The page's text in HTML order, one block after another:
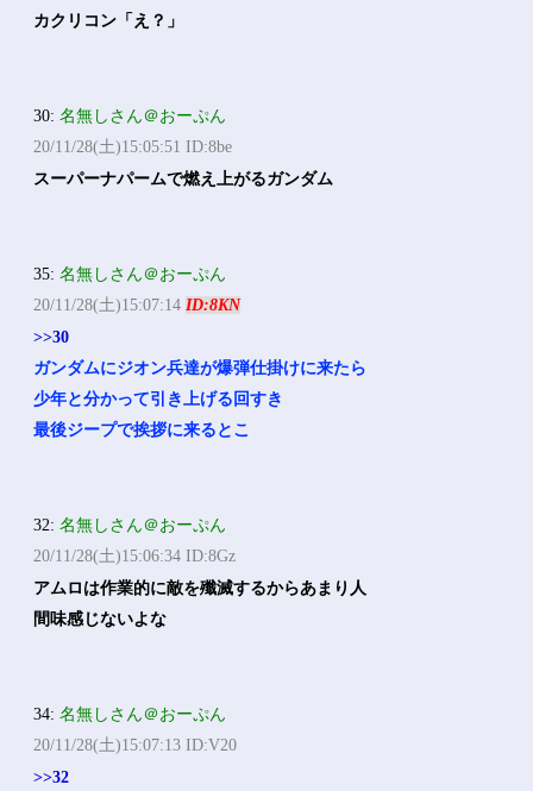
カクリコン「え？」
30:名無しさん＠おーぷん
20/11/28(土)15:05:51 ID:8be
スーパーナパームで燃え上がるガンダム
35:名無しさん＠おーぷん
20/11/28(土)15:07:14ID:8KN
>>30
ガンダムにジオン兵達が爆弾仕掛けに来たら
少年と分かって引き上げる回すき
最後ジープで挨拶に来るとこ
32:名無しさん＠おーぷん
20/11/28(土)15:06:34 ID:8Gz
アムロは作業的に敵を殲滅するからあまり人
間味感じないよな
34:名無しさん＠おーぷん
20/11/28(土)15:07:13 ID:V20
>>32